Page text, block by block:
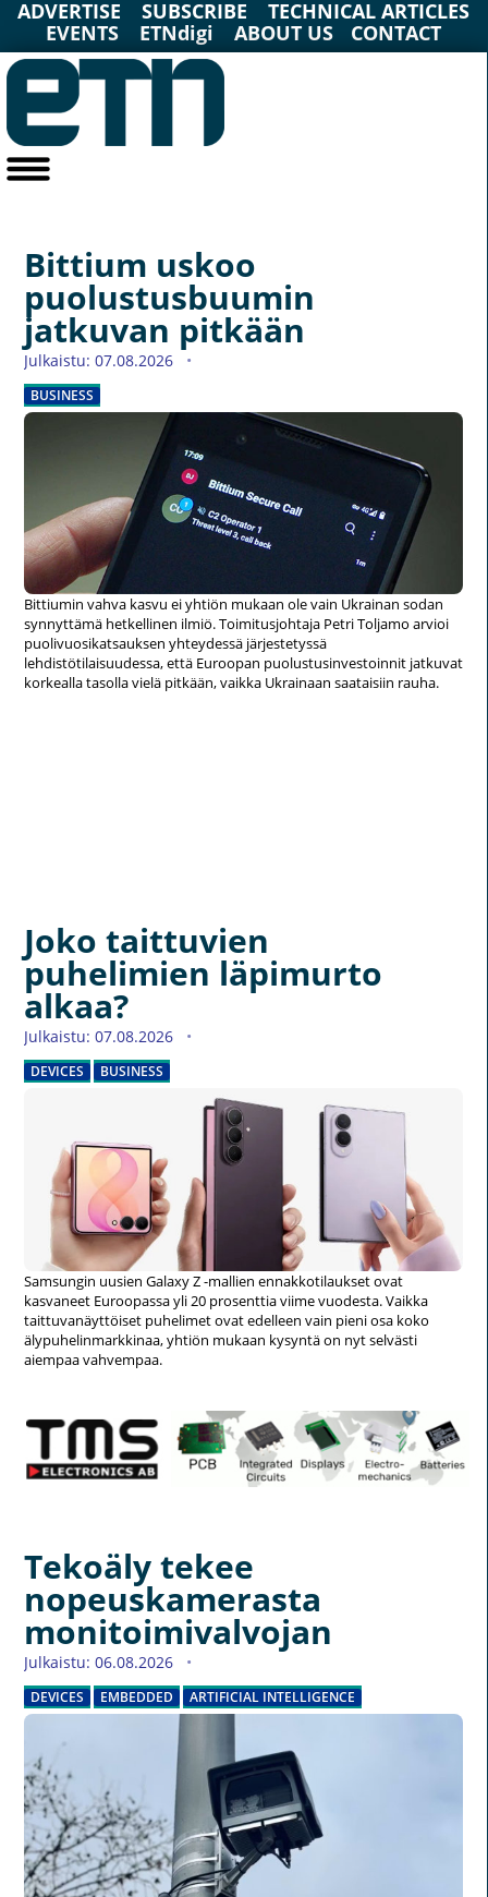
ADVERTISE SUBSCRIBE
TECHNICAL ARTICLES
EVENTS
ETNdigi ABOUT US CONTACT
Bittium uskoo
puolustusbuumin
jatkuvan pitkään
Julkaistu: 07.08.2026
BUSINESS
Bittiumin vahva kasvu ei yhtiön mukaan ole vain Ukrainan sodan
synnyttämä hetkellinen ilmiö. Toimitusjohtaja Petri Toljamo arvioi
puolivuosikatsauksen yhteydessä järjestetyssä
lehdistötilaisuudessa, että Euroopan puolustusinvestoinnit jatkuvat
korkealla tasolla vielä pitkään, vaikka Ukrainaan saataisiin rauha.
Joko taittuvien
puhelimien läpimurto
alkaa?
Julkaistu: 07.08.2026
DEVICES BUSINESS
Samsungin uusien Galaxy Z -mallien ennakkotilaukset ovat
kasvaneet Euroopassa yli 20 prosenttia viime vuodesta. Vaikka
taittuvanäyttöiset puhelimet ovat edelleen vain pieni osa koko
älypuhelinmarkkinaa, yhtiön mukaan kysyntä on nyt selvästi
aiempaa vahvempaa.
Tekoäly tekee
nopeuskamerasta
monitoimivalvojan
Julkaistu: 06.08.2026
DEVICES EMBEDDED ARTIFICIAL INTELLIGENCE